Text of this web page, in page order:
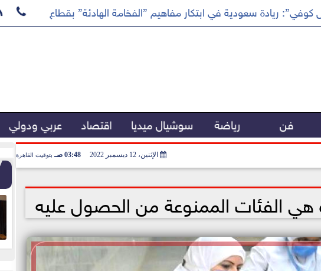

كوفي”: ريادة سعودية في ابتكار مفاهيم ”الفخامة الهادئة” بقطاع القهوة
فن رياضة سوشيال ميديا اقتصاد عربي ودولي
الإثنين، 12 ديسمبر 2022 03:48 صـ بتوقيت القاهرة
الفئات الممنوعة من الحصول عليه